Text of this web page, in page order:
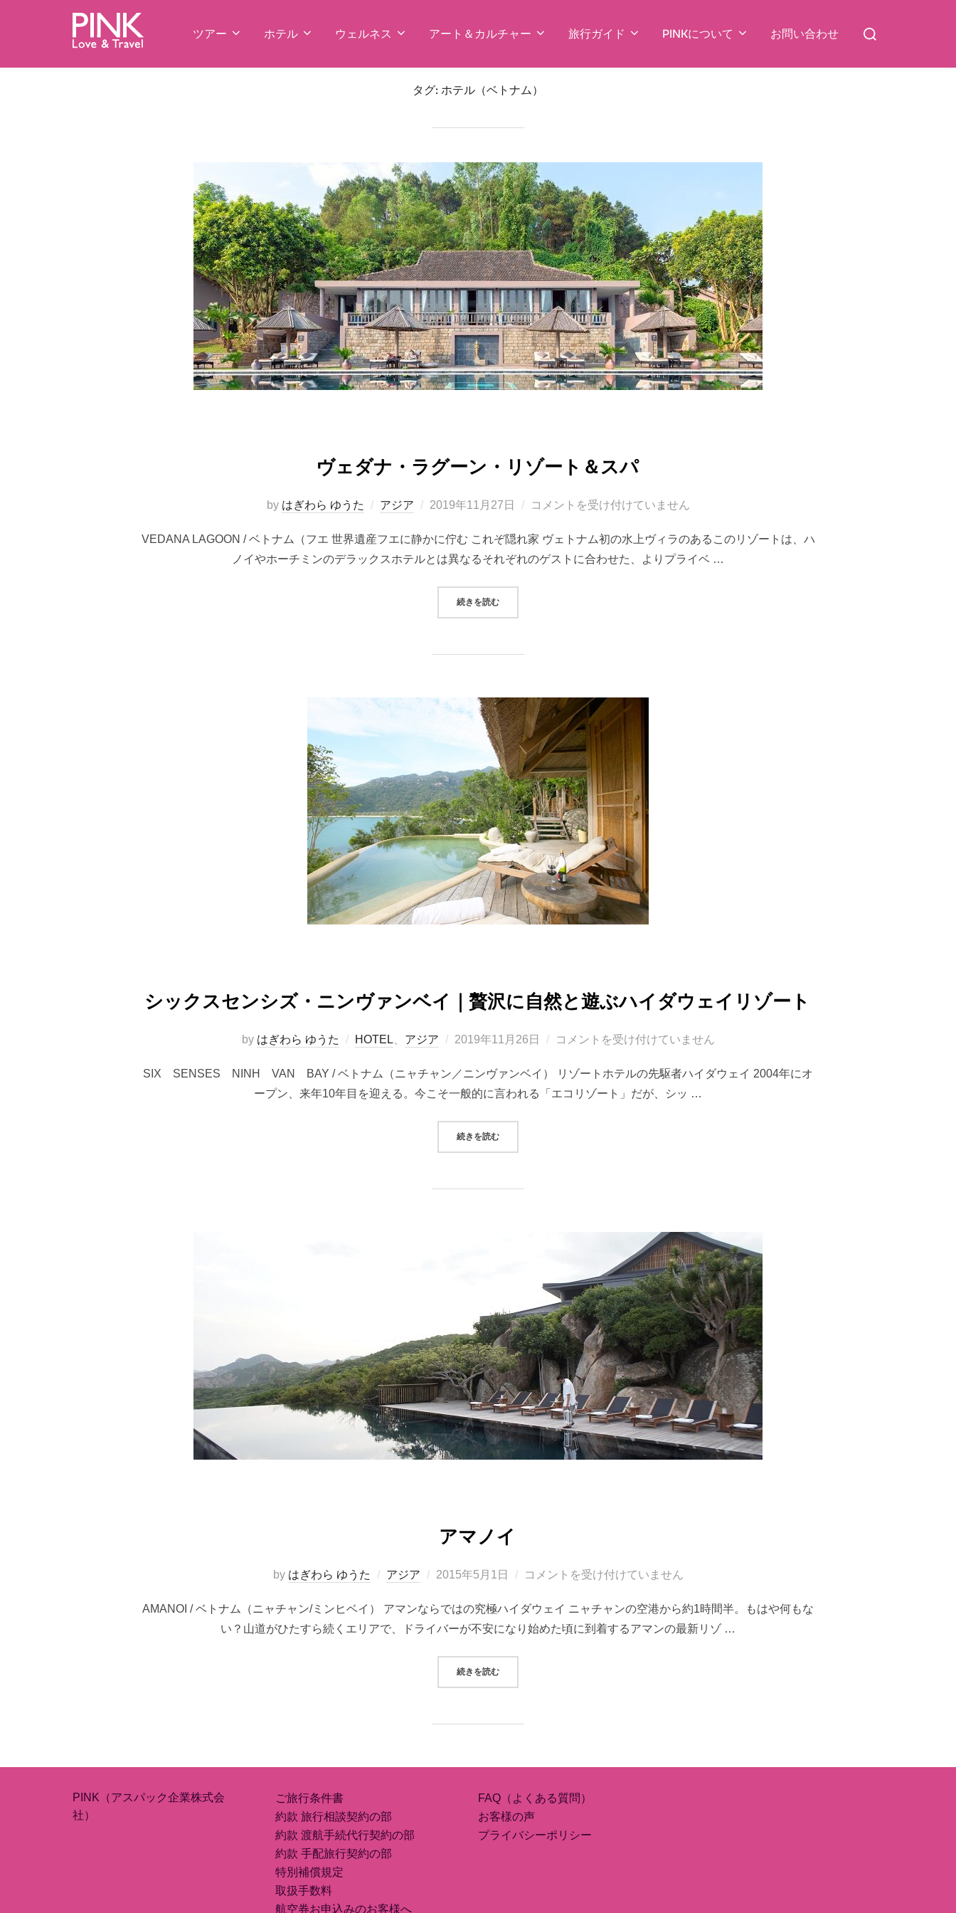
ン
ツアー ホテル ウェルネス アート＆カルチャー 旅行ガイド PINKについて お問い合わせ
対
タグ:ホテル（ベトナム）
ヴェダナ・ラグーン・リゾート＆スパ
by はぎわら ゆうた アジア
投
日:
2019年11月27日 コメントを受け付けていません
VEDANA LAGOON / ベトナム（フエ 世界遺産フエに静かに佇む これぞ隠れ家 ヴェトナム初の水上ヴィラのあるこのリゾートは、ハ
ノイやホーチミンのデラックスホテルとは異なるそれぞれのゲストに合わせた、よりプライベ …
続きを読む“ヴェダナ・ラグーン・リゾート＆スパ”
シックスセンシズ・ニンヴァンベイ｜贅沢に自然と遊ぶハイダウェイリゾート
by はぎわら ゆうた HOTEL アジア
投
日:
2019年11月26日 コメントを受け付けていません
SIX SENSES NINH VAN BAY / ベトナム（ニャチャン／ニンヴァンベイ） リゾートホテルの先駆者ハイダウェイ 2004年にオ
ープン、来年10年目を迎える。今こそ一般的に言われる「エコリゾート」だが、シッ …
続きを読む“シックスセンシズ・ニンヴァンベイ｜贅沢に自然と遊ぶハイダウェイリゾート”
アマノイ
by はぎわら ゆうた アジア
投
日:
2015年5月1日 コメントを受け付けていません
AMANOI / ベトナム（ニャチャン/ミンヒベイ） アマンならではの究極ハイダウェイ ニャチャンの空港から約1時間半。もはや何もな
い？山道がひたすら続くエリアで、ドライバーが不安になり始めた頃に到着するアマンの最新リゾ …
続きを読む“アマノイ”
PINK（アスパック企業株式会
社）
ご旅行条件書
約款 旅行相談契約の部
約款 渡航手続代行契約の部
約款 手配旅行契約の部
特別補償規定
取扱手数料
航空券お申込みのお客様へ
FAQ（よくある質問）
お客様の声
プライバシーポリシー